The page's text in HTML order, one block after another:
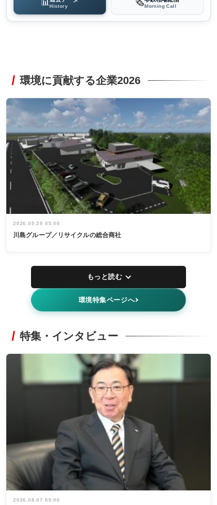
📊History 🗞️Morning Call
環境に貢献する企業2026
2026.05.29 05:00
川島グループ／リサイクルの総合商社
もっと読む
環境特集ページへ
特集・インタビュー
2026.08.07 05:00